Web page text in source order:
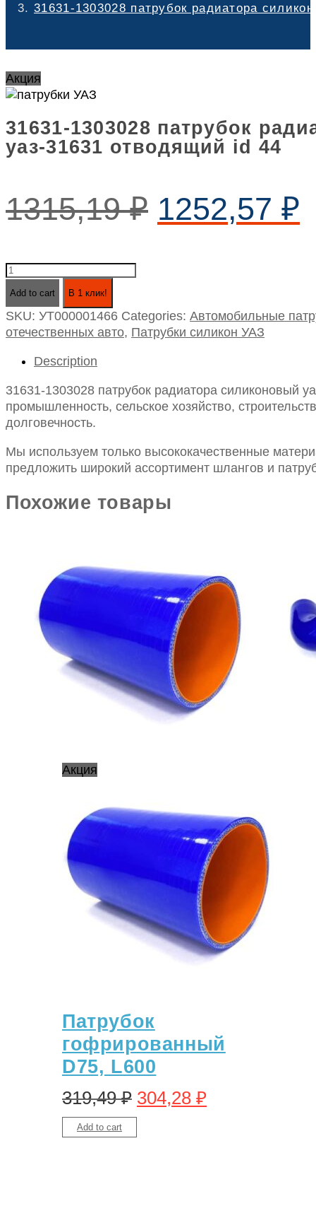
31631-1303028 патрубок радиатора
Акция
31631-1303028 патрубок
уаз-31631 отводящий id 44
1315,19₽ 1252,57 ₽
31631-
радиатора
силиконовый
отводящий
id
44
quantity
Add to cart В 1 клик!
SKU: УТ000001466 Categories: Автомобильные
отечественных авто, Патрубки силикон УАЗ
Description
31631-1303028 патрубок радиатора силиконовый
промышленность, сельское хозяйство,
долговечность.
Мы используем только высококачественные
предложить широкий ассортимент шлангов и
Похожие товары
Акция
Патрубок
гофрированный
D75, L600
319,49₽ 304,28 ₽
Add to cart